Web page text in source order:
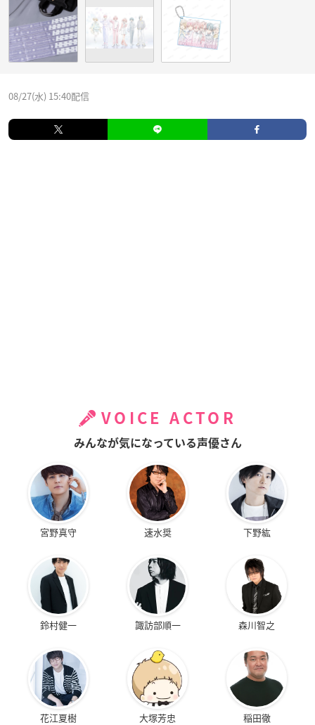
08/27(水) 15:40配信
VOICE ACTOR
みんなが気になっている声優さん
宮野真守 速水奨 下野紘
鈴村健一 諏訪部順一 森川智之
花江夏樹 大塚芳忠 稲田徹